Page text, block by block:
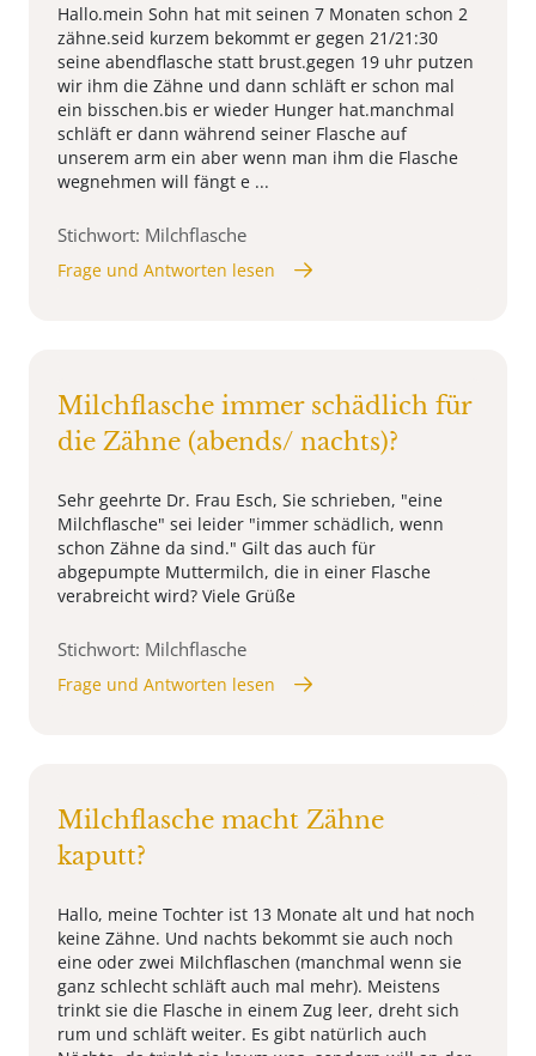
Hallo.mein Sohn hat mit seinen 7 Monaten schon 2
zähne.seid kurzem bekommt er gegen 21/21:30
seine abendflasche statt brust.gegen 19 uhr putzen
wir ihm die Zähne und dann schläft er schon mal
ein bisschen.bis er wieder Hunger hat.manchmal
schläft er dann während seiner Flasche auf
unserem arm ein aber wenn man ihm die Flasche
wegnehmen will fängt e ...
Stichwort: Milchflasche
Frage und Antworten lesen
Milchflasche immer schädlich für
die Zähne (abends/ nachts)?
Sehr geehrte Dr. Frau Esch, Sie schrieben, "eine
Milchflasche" sei leider "immer schädlich, wenn
schon Zähne da sind." Gilt das auch für
abgepumpte Muttermilch, die in einer Flasche
verabreicht wird? Viele Grüße
Stichwort: Milchflasche
Frage und Antworten lesen
Milchflasche macht Zähne
kaputt?
Hallo, meine Tochter ist 13 Monate alt und hat noch
keine Zähne. Und nachts bekommt sie auch noch
eine oder zwei Milchflaschen (manchmal wenn sie
ganz schlecht schläft auch mal mehr). Meistens
trinkt sie die Flasche in einem Zug leer, dreht sich
rum und schläft weiter. Es gibt natürlich auch